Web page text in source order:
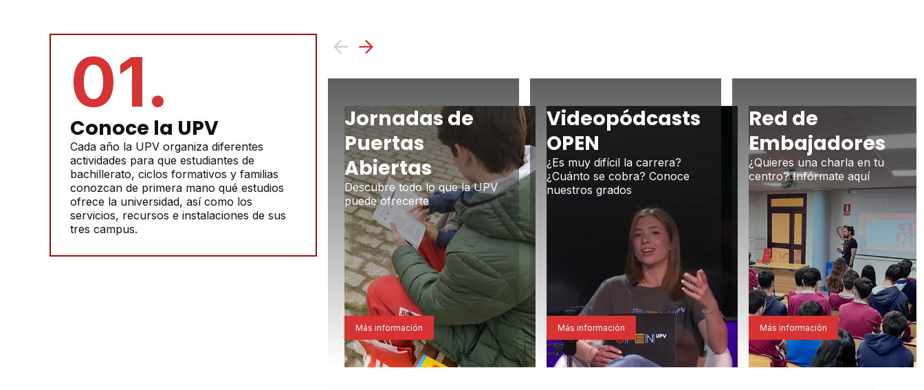
01.
Conoce la UPV
Cada año la UPV organiza diferentes
actividades para que estudiantes de
bachillerato, ciclos formativos y familias
conozcan de primera mano qué estudios
ofrece la universidad, así como los
servicios, recursos e instalaciones de sus
tres campus.
Jornadas de
Puertas
Abiertas
Descubre todo lo que la UPV
puede ofrecerte
Más información
Videopódcasts
OPEN
¿Es muy difícil la carrera?
¿Cuánto se cobra? Conoce
nuestros grados
Más información
Red de
Embajadores
¿Quieres una charla en tu
centro? Infórmate aquí
Más información